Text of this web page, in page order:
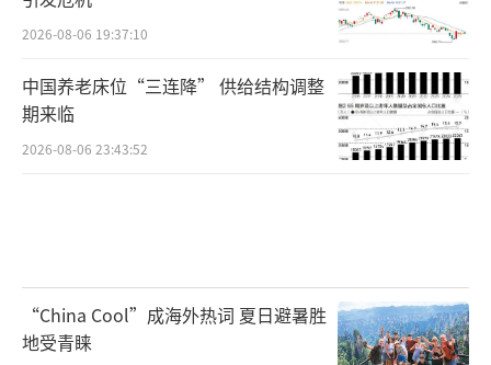
2026-08-06 19:37:10
中国养老床位“三连降” 供给结构调整
期来临
2026-08-06 23:43:52
“China Cool”成海外热词 夏日避暑胜
地受青睐